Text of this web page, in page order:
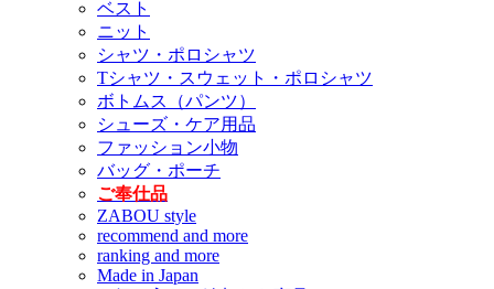
ベスト
ニット
シャツ・ポロシャツ
Tシャツ・スウェット・ポロシャツ
ボトムス（パンツ）
シューズ・ケア用品
ファッション小物
バッグ・ポーチ
ご奉仕品
ZABOU style
recommend and more
ranking and more
Made in Japan